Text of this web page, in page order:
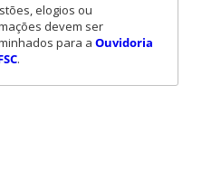
elogios ou
devem ser
para a Ouvidoria
.